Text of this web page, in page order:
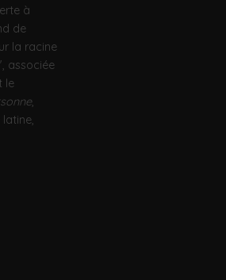
à
de
la racine
associée
le
,